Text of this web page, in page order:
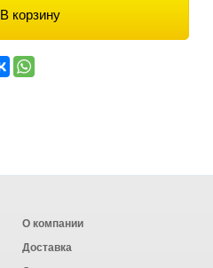
В корзину
О компании
Доставка